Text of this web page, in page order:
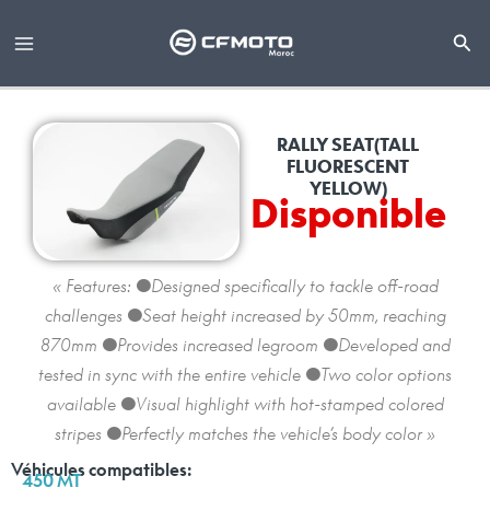
au
RALLY SEAT(TALL
FLUORESCENT
YELLOW)
Disponible
« Features: ●Designed specifically to tackle off-road
challenges ●Seat height increased by 50mm, reaching
870mm ●Provides increased legroom ●Developed and
tested in sync with the entire vehicle ●Two color options
available ●Visual highlight with hot-stamped colored
stripes ●Perfectly matches the vehicle’s body color »
Véhicules compatibles:
450 MT